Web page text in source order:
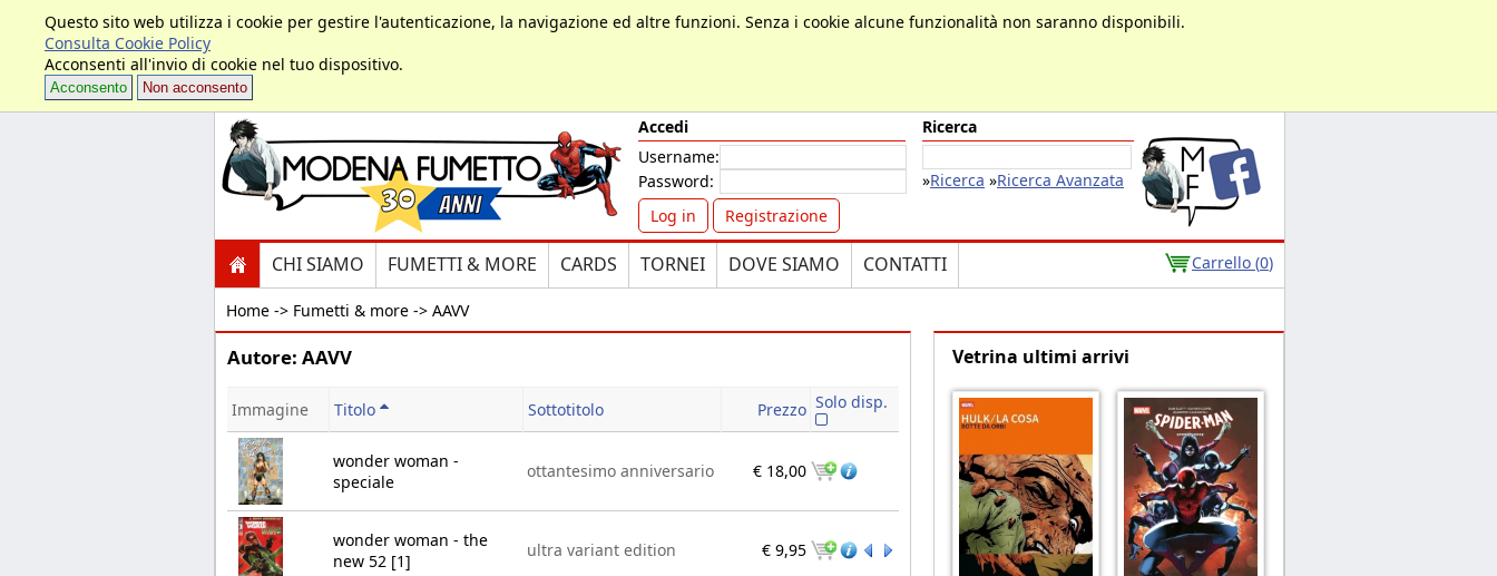
Questo sito web utilizza i cookie per gestire l'autenticazione, la navigazione ed altre funzioni. Senza i cookie alcune funzionalità non saranno disponibili.
Consulta Cookie Policy
Acconsenti all'invio di cookie nel tuo dispositivo.
Acconsento Non acconsento
Accedi
Username:
Password:
Log in
Registrazione
Ricerca
»Ricerca »Ricerca Avanzata
CHI SIAMO FUMETTI & MORE CARDS TORNEI DOVE SIAMO CONTATTI Carrello (0)
Home -> Fumetti & more -> AAVV
Autore: AAVV
Immagine Titolo Sottotitolo Prezzo Solo disp.
wonder woman -
speciale
ottantesimo anniversario € 18,00
wonder woman - the
new 52 [1]
ultra variant edition € 9,95
Vetrina ultimi arrivi